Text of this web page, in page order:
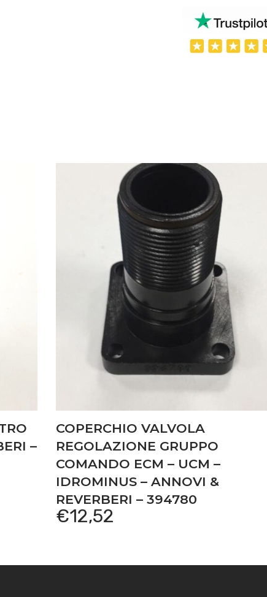
–
COPERCHIO VALVOLA
REGOLAZIONE GRUPPO
COMANDO ECM – UCM –
IDROMINUS – ANNOVI &
REVERBERI – 394780
€12,52